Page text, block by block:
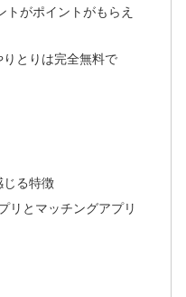
トがポイントがもらえ
とりは完全無料で
じる特徴
リとマッチングアプリ